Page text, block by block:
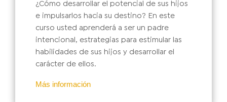
¿Cómo desarrollar el potencial de sus hijos
e impulsarlos hacia su destino? En este
curso usted aprenderá a ser un padre
intencional, estrategias para estimular las
habilidades de sus hijos y desarrollar el
carácter de ellos.
Más información